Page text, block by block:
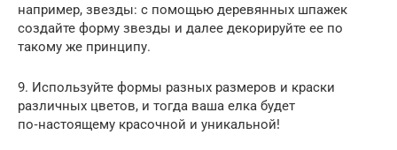
например, звезды: с помощью деревянных шпажек
создайте форму звезды и далее декорируйте ее по
такому же принципу.
9. Используйте формы разных размеров и краски
различных цветов, и тогда ваша елка будет
по‑настоящему красочной и уникальной!